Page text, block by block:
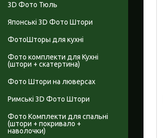
3D Фото Тюль
Японські 3D Фото Штори
ФотоШторы для кухні
Фото комплекти для Кухні
(штори + скатертина)
Фото Штори на люверсах
Римські 3D Фото Штори
Фото Комплекти для спальні
(штори + покривало +
наволочки)